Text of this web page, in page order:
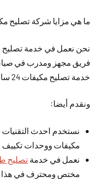
ما هي مزايا شركة تصليح
نحن نعمل في خدمة تصليح
فريق مجهز ومدرب في
خدمة تصليح مكيفات 24 ساعة وبأسعار رخيصة جدا
ونقدم أيضا:
نستخدم احدث
مكيفات ووحدات تكييف
نعمل في خدمةتصليح
مختص ومحترف في هذا